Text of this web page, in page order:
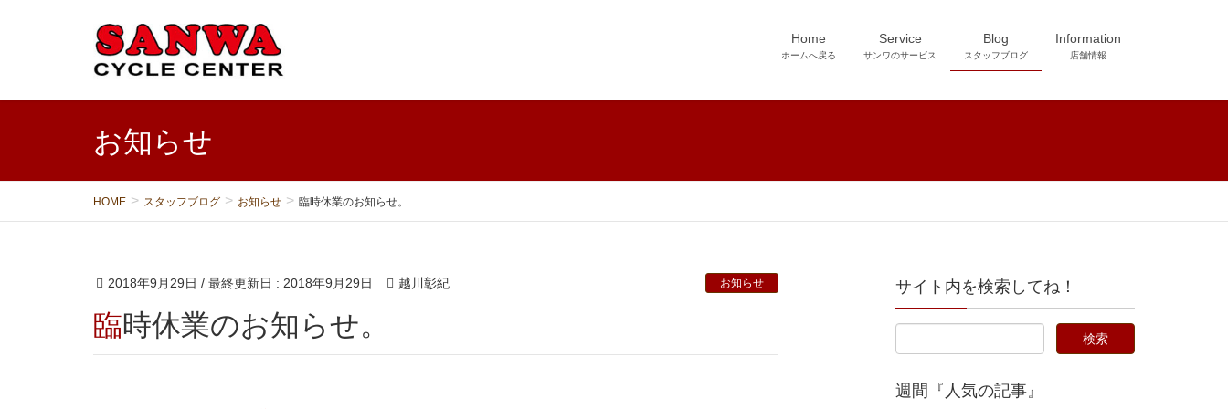
Home
ホームへ戻る
Service
サンワのサービス
Blog
スタッフブログ
Information
店舗情報
お知らせ
HOME スタッフブログ お知らせ 臨時休業のお知らせ。
2018年9月29日 / 最終更新日 : 2018年9月29日 越川彰紀 お知らせ
臨時休業のお知らせ。
サイト内を検索してね！
週間『人気の記事』